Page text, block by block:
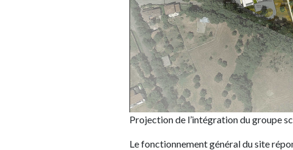
Projection de l’intégration du groupe
Le fonctionnement général du site